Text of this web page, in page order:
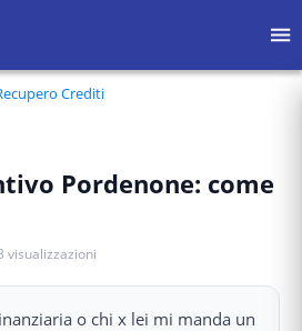
Crediti
Pordenone: come
visualizzazioni
o chi x lei mi manda un